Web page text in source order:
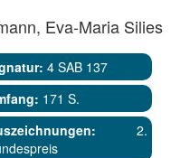
Eva-Maria Silies
4 SAB 137
171 S.
2.